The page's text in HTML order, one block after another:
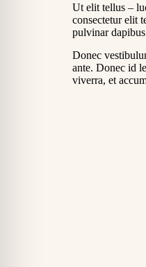
Ut elit tellus –
consectetur elit
pulvinar
Donec
ante. Donec id
viverra, et